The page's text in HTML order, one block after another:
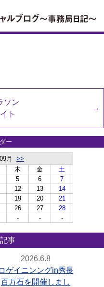
ソン
ト
ー
月 >>
木 金
土
5 6
7
12 13
14
19 20
21
26 27
28
- - -
事
2026.6.8
ロゲイニンングin秀長
百万石を開催しまし